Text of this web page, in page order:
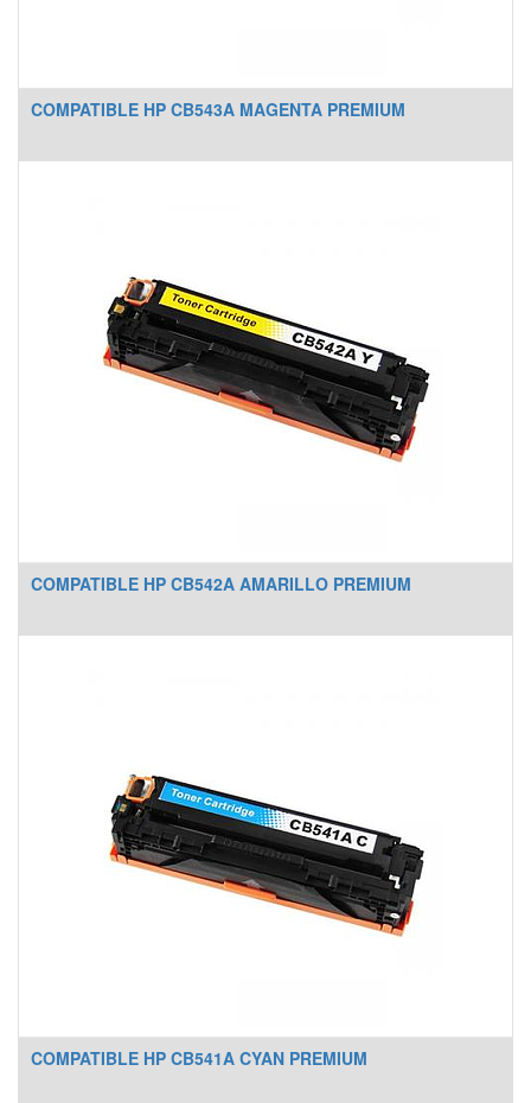
COMPATIBLE HP CB543A MAGENTA PREMIUM
COMPATIBLE HP CB542A AMARILLO PREMIUM
COMPATIBLE HP CB541A CYAN PREMIUM